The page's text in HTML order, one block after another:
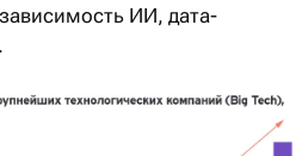
ИИ, дата-